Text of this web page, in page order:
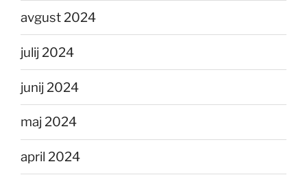
avgust 2024
julij 2024
junij 2024
maj 2024
april 2024